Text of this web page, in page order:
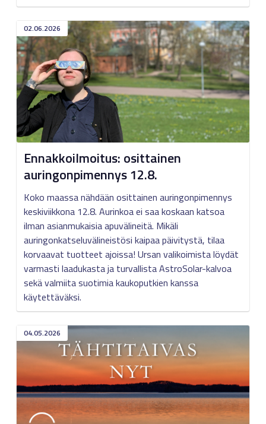
02.06.2026
Ennakkoilmoitus: osittainen
auringonpimennys 12.8.
Koko maassa nähdään osittainen auringonpimennys
keskiviikkona 12.8. Aurinkoa ei saa koskaan katsoa
ilman asianmukaisia apuvälineitä. Mikäli
auringonkatseluvälineistösi kaipaa päivitystä, tilaa
korvaavat tuotteet ajoissa! Ursan valikoimista löydät
varmasti laadukasta ja turvallista AstroSolar-kalvoa
sekä valmiita suotimia kaukoputkien kanssa
käytettäväksi.
04.05.2026